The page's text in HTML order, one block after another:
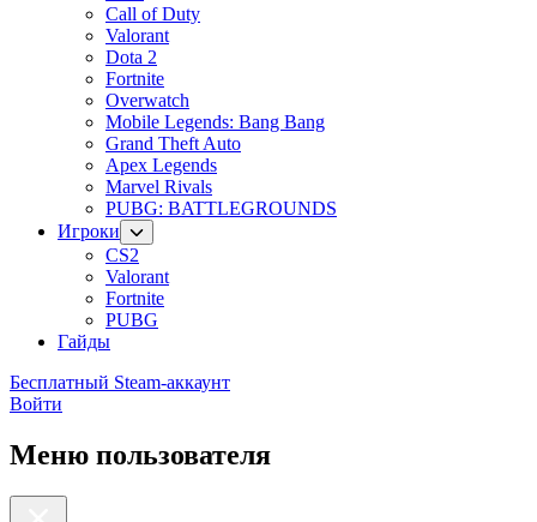
Call of Duty
Valorant
Dota 2
Fortnite
Overwatch
Mobile Legends: Bang Bang
Grand Theft Auto
Apex Legends
Marvel Rivals
PUBG: BATTLEGROUNDS
Игроки
CS2
Valorant
Fortnite
PUBG
Гайды
Бесплатный Steam-аккаунт
Войти
Меню пользователя